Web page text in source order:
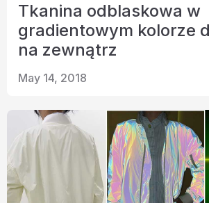
Tkanina odblaskowa w
gradientowym kolorze
na zewnątrz
May 14, 2018